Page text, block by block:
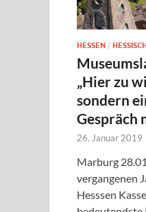
HESSEN /
„Hier zu
sondern
Gespräch
26. Januar 2019
Marburg
vergangenen
Hesssen